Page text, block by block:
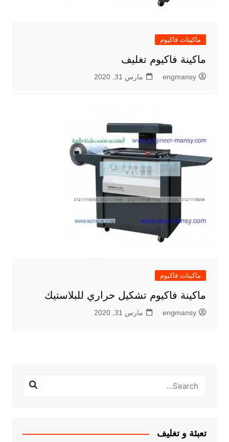
ماكينات فاكيوم
ماكينة فاكيوم تغليف
engmansy مارس 31, 2020
ماكينات فاكيوم
ماكينة فاكيوم تشكيل حراري للبلاستيك
engmansy مارس 31, 2020
تعبئة و تغليف